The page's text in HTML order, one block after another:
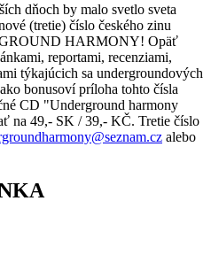
dňoch by malo svetlo sveta
(tretie) číslo českého zinu
HARMONY! Opäť
reportami, recenziami,
týkajúcich sa undergroundových
bonusoví príloha tohto čísla
CD "Underground harmony
na 49,- SK / 39,- KČ. Tretie číslo
alebo